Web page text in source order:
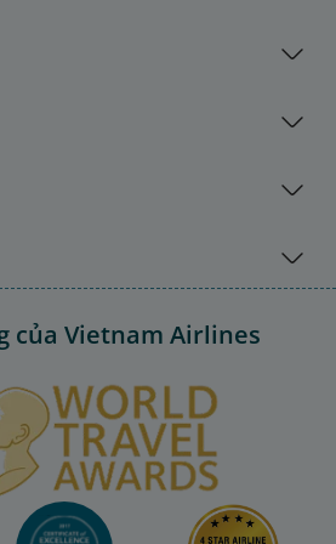
của Vietnam Airlines